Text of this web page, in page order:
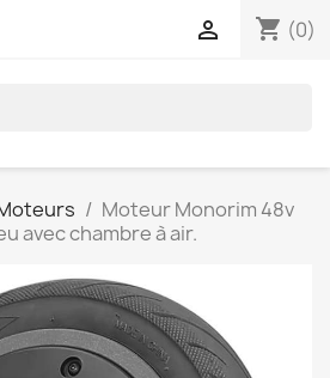
shopping_cart (0)

Moteur Monorim 48v
avec chambre à air.